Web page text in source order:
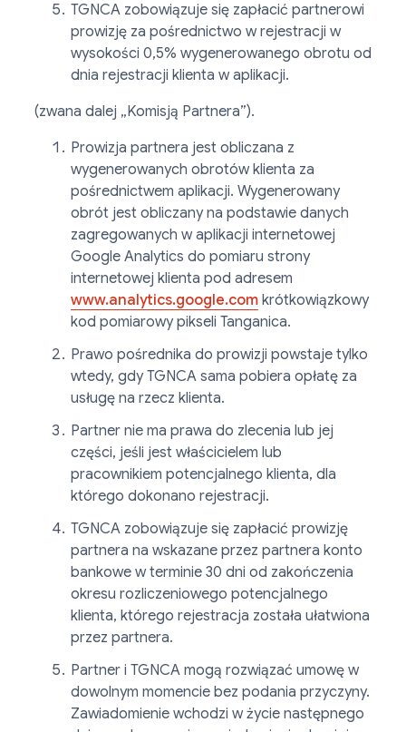
TGNCA zobowiązuje się zapłacić partnerowi
prowizję za pośrednictwo w rejestracji w
wysokości 0,5% wygenerowanego obrotu od
dnia rejestracji klienta w aplikacji.
(zwana dalej „Komisją Partnera”).
Prowizja partnera jest obliczana z
wygenerowanych obrotów klienta za
pośrednictwem aplikacji. Wygenerowany
obrót jest obliczany na podstawie danych
zagregowanych w aplikacji internetowej
Google Analytics do pomiaru strony
internetowej klienta pod adresem
www.analytics.google.com krótkowiązkowy
kod pomiarowy pikseli Tanganica.
Prawo pośrednika do prowizji powstaje tylko
wtedy, gdy TGNCA sama pobiera opłatę za
usługę na rzecz klienta.
Partner nie ma prawa do zlecenia lub jej
części, jeśli jest właścicielem lub
pracownikiem potencjalnego klienta, dla
którego dokonano rejestracji.
TGNCA zobowiązuje się zapłacić prowizję
partnera na wskazane przez partnera konto
bankowe w terminie 30 dni od zakończenia
okresu rozliczeniowego potencjalnego
klienta, którego rejestracja została ułatwiona
przez partnera.
Partner i TGNCA mogą rozwiązać umowę w
dowolnym momencie bez podania przyczyny.
Zawiadomienie wchodzi w życie następnego